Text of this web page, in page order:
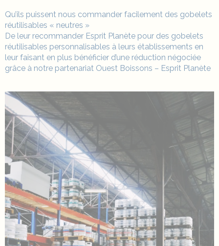
Qu’ils puissent nous commander facilement des gobelets
réutilisables « neutres »
De leur recommander Esprit Planète pour des gobelets
réutilisables personnalisables à leurs établissements en
leur faisant en plus bénéficier d’une réduction négociée
grâce à notre partenariat Ouest Boissons – Esprit Planète